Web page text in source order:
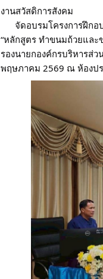
งานสวัสดิการสังคม
จัดอบรมโครงกา
“หลักสูตร ทำขนมถ้วยแล
รองนายกองค์กรบริหารส่
พฤษภาคม 2569 ณ ห้องป